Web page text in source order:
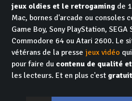
jeux oldies et le retrogaming de
Mac, bornes d'arcade ou consoles
Game Boy, Sony PlayStation, SEGA
Commodore 64 ou Atari 2600. Le
vétérans de la presse jeux vidéo
pour faire du contenu de qualité
les lecteurs. Et en plus c'est gratuit